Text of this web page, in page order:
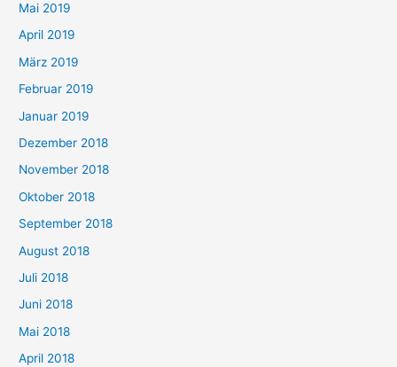
Mai 2019
April 2019
März 2019
Februar 2019
Januar 2019
Dezember 2018
November 2018
Oktober 2018
September 2018
August 2018
Juli 2018
Juni 2018
Mai 2018
April 2018